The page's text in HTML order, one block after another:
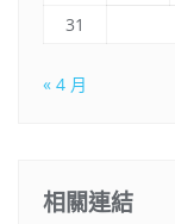
31
« 4 月
相關連結